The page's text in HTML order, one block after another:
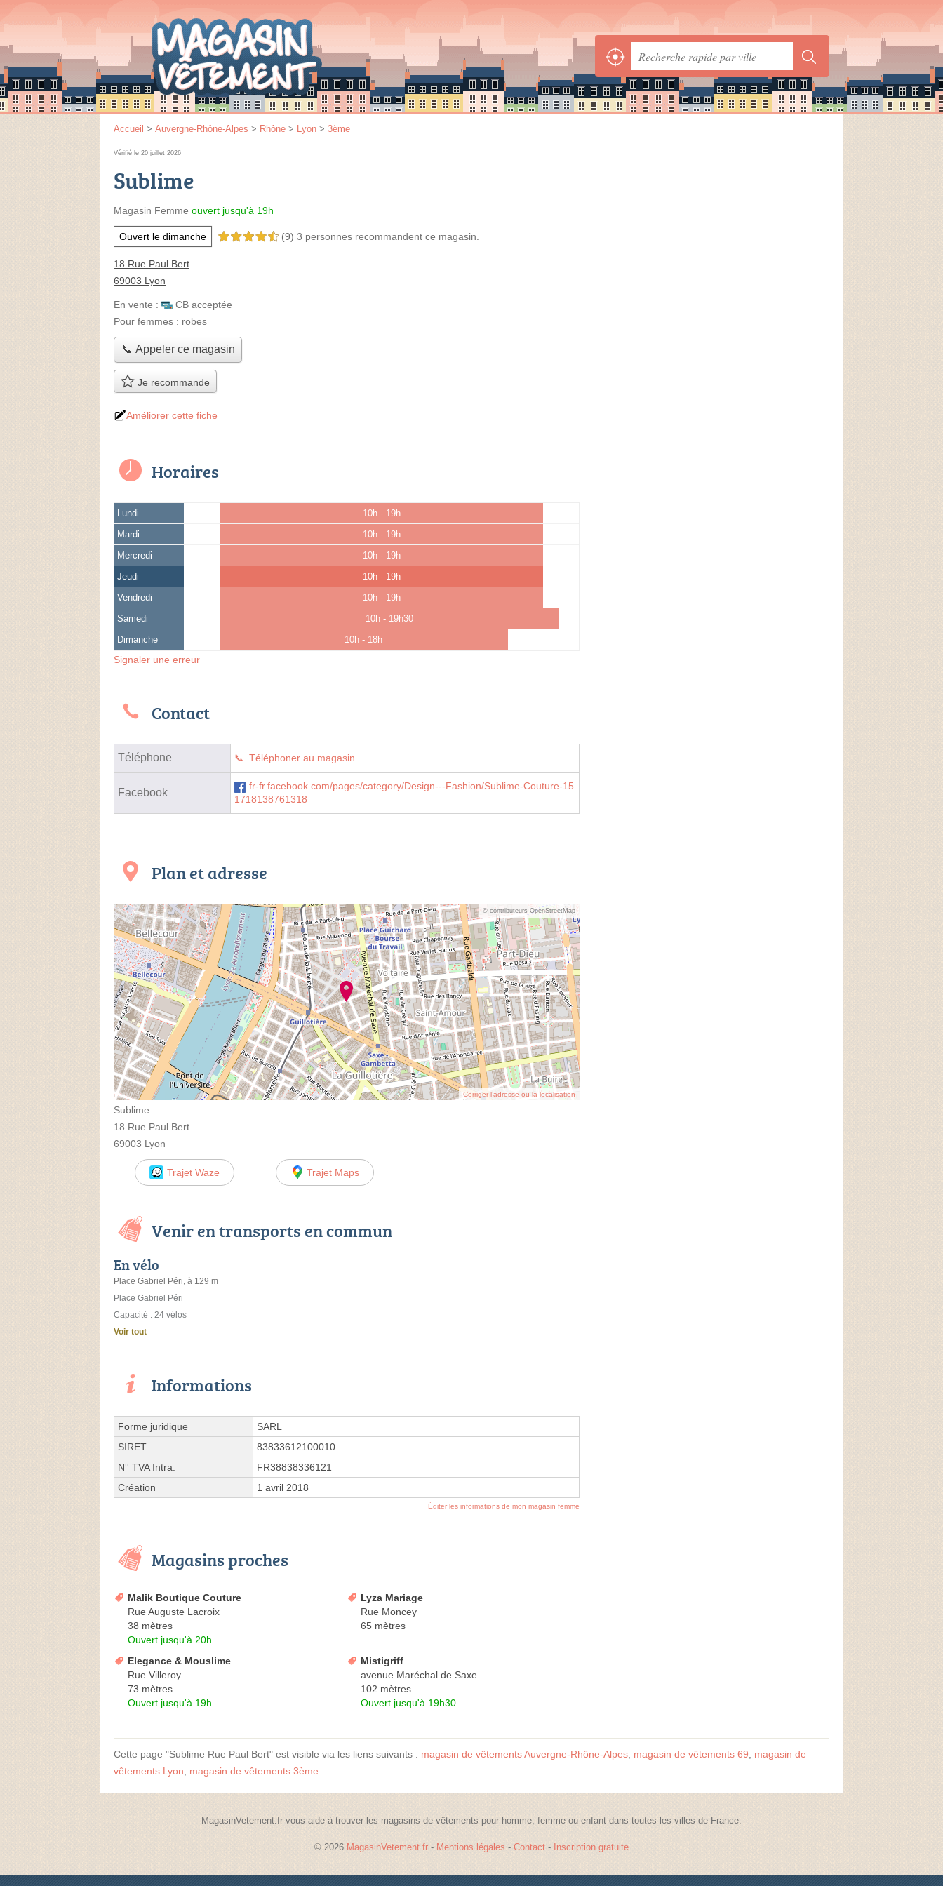
Accueil > Auvergne-Rhône-Alpes > Rhône > Lyon > 3ème
Vérifié le 20 juillet 2026
Sublime
Magasin Femme ouvert jusqu'à 19h
Ouvert le dimanche 4,5 étoiles sur 5 (9) 3 personnes recommandent ce magasin.
18 Rue Paul Bert
69003 Lyon
En vente :
CB acceptée
Pour femmes : robes
📞 Appeler ce magasin
Je recommande
Améliorer cette fiche
Horaires
Lundi 10h - 19h
Mardi 10h - 19h
Mercredi 10h - 19h
Jeudi 10h - 19h
Vendredi 10h - 19h
Samedi 10h - 19h30
Dimanche 10h - 18h
Signaler une erreur
Contact
Téléphone Téléphoner au magasin
Facebook
fr-fr.facebook.com/pages/category/Design---Fashion/Sublime-Couture-15
1718138761318
Plan et adresse
© contributeurs OpenStreetMap
Corriger l’adresse ou la localisation
Sublime
18 Rue Paul Bert
69003 Lyon
Trajet Waze Trajet Maps
Venir en transports en commun
En vélo
Place Gabriel Péri, à 129 m
Place Gabriel Péri
Capacité : 24 vélos
Voir tout
Informations
Forme juridique
SARL
SIRET
83833612100010
N° TVA Intra.
FR38838336121
Création
1 avril 2018
Éditer les informations de mon magasin femme
Magasins proches
Malik Boutique Couture
Rue Auguste Lacroix
38 mètres
Ouvert jusqu'à 20h
Lyza Mariage
Rue Moncey
65 mètres
Elegance & Mouslime
Rue Villeroy
73 mètres
Ouvert jusqu'à 19h
Mistigriff
avenue Maréchal de Saxe
102 mètres
Ouvert jusqu'à 19h30
Cette page "Sublime Rue Paul Bert" est visible via les liens suivants : magasin de vêtements Auvergne-Rhône-Alpes, magasin de vêtements 69, magasin de
vêtements Lyon, magasin de vêtements 3ème.
MagasinVetement.fr vous aide à trouver les magasins de vêtements pour homme, femme ou enfant dans toutes les villes de France.
© 2026 MagasinVetement.fr - Mentions légales - Contact - Inscription gratuite